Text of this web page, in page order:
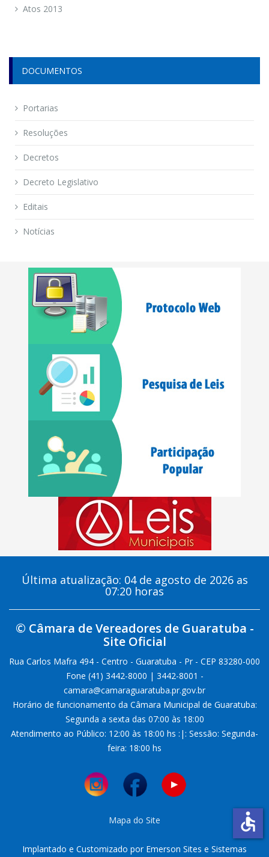
Atos 2013
DOCUMENTOS
Portarias
Resoluções
Decretos
Decreto Legislativo
Editais
Notícias
Última atualização: 04 de agosto de 2026 as
07:20 horas
© Câmara de Vereadores de Guaratuba -
Site Oficial
Rua Carlos Mafra 494 - Centro - Guaratuba - Pr - CEP 83280-000
Fone (41) 3442-8000 | 3442-8001 -
camara@camaraguaratuba.pr.gov.br
Horário de funcionamento da Câmara Municipal de Guaratuba:
Segunda a sexta das 07:00 às 18:00
Atendimento ao Público: 12:00 às 18:00 hs :|: Sessão: Segunda-
feira: 18:00 hs
Mapa do Site
Implantado e Customizado por Emerson Sites e Sistemas
accessible